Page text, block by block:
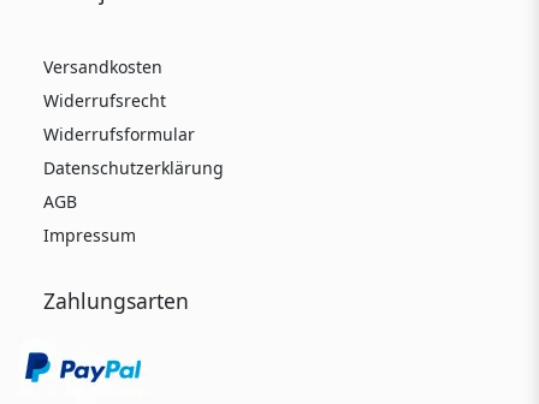
Versandkosten
Widerrufsrecht
Widerrufsformular
Datenschutzerklärung
AGB
Impressum
Zahlungsarten